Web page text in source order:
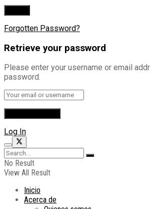
Forgotten Password?
Retrieve your password
Please enter your username or email
password.
Log In
No Result
View All Result
Inicio
Acerca de